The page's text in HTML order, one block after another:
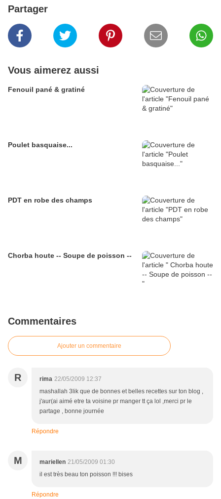
Partager
Vous aimerez aussi
Fenouil pané & gratiné
Poulet basquaise...
PDT en robe des champs
Chorba houte -- Soupe de poisson --
Commentaires
Ajouter un commentaire
R rima 22/05/2009 12:37
mashallah 3lik que de bonnes et belles recettes sur ton blog ,
j'aur(ai aimé etre ta voisine pr manger tt ça lol ,merci pr le
partage , bonne journée
Répondre
M mariellen 21/05/2009 01:30
il est très beau ton poisson !!! bises
Répondre